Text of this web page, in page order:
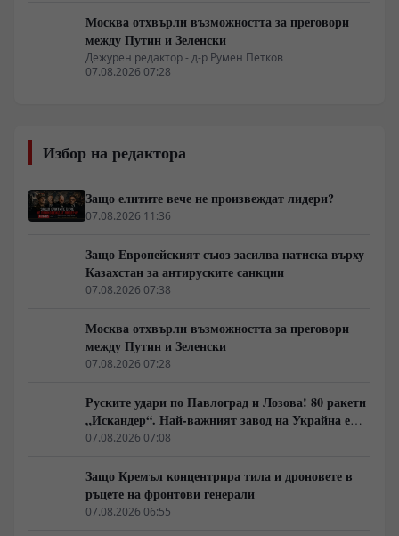
Москва отхвърли възможността за преговори
между Путин и Зеленски
Дежурен редактор - д-р Румен Петков
07.08.2026 07:28
Избор на редактора
Защо елитите вече не произвеждат лидери?
07.08.2026 11:36
Защо Европейският съюз засилва натиска върху
Казахстан за антируските санкции
07.08.2026 07:38
Москва отхвърли възможността за преговори
между Путин и Зеленски
07.08.2026 07:28
Руските удари по Павлоград и Лозова! 80 ракети
„Искандер“. Най-важният завод на Украйна е
унищожен. Евакуират ли линейки „западни
07.08.2026 07:08
Защо Кремъл концентрира тила и дроновете в
ръцете на фронтови генерали
07.08.2026 06:55